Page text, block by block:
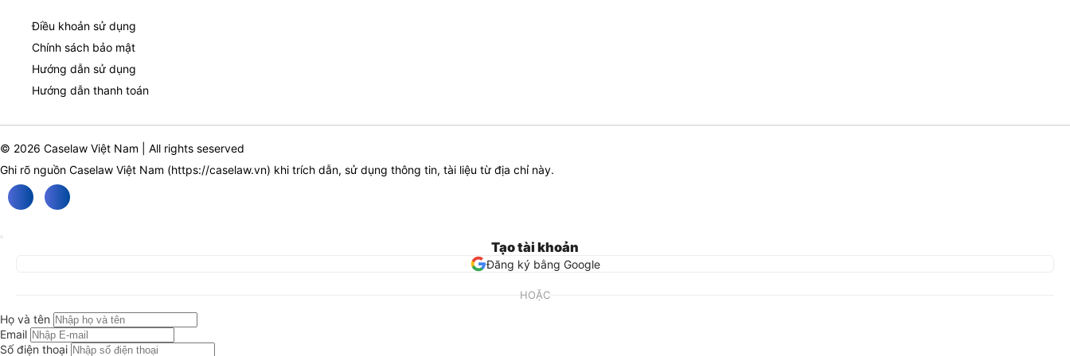
Điều khoản sử dụng
Chính sách bảo mật
Hướng dẫn sử dụng
Hướng dẫn thanh toán
© 2026 Caselaw Việt Nam | All rights seserved
Ghi rõ nguồn Caselaw Việt Nam (https://caselaw.vn) khi trích dẫn, sử dụng thông tin, tài liệu từ địa chỉ này.
Tạo tài khoản
Đăng ký bằng Google
HOẶC
Họ và tên
Email
Số điện thoại